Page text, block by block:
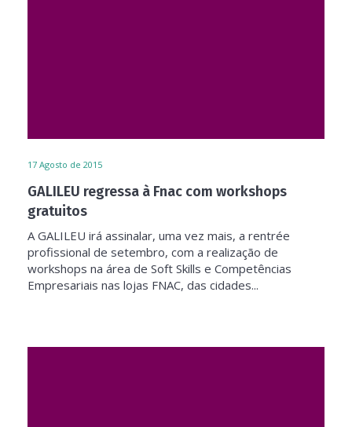
17 Agosto de 2015
GALILEU regressa à Fnac com workshops
gratuitos
A GALILEU irá assinalar, uma vez mais, a rentrée
profissional de setembro, com a realização de
workshops na área de Soft Skills e Competências
Empresariais nas lojas FNAC, das cidades...